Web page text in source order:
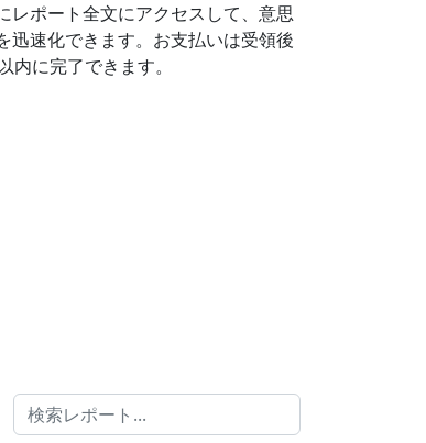
レポート全文にアクセスして、意思
迅速化できます。お支払いは受領後
に完了できます。